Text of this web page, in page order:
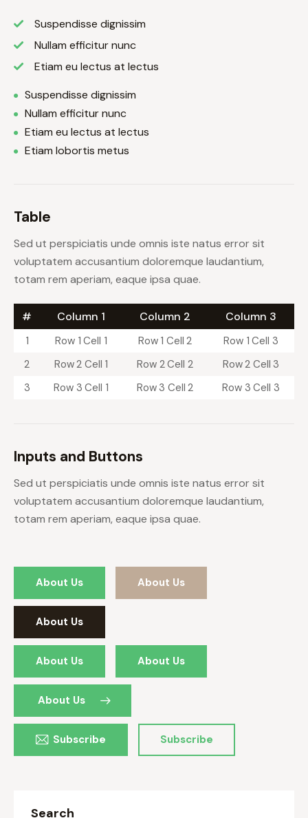
Suspendisse dignissim
Nullam efficitur nunc
Etiam eu lectus at lectus
Suspendisse dignissim
Nullam efficitur nunc
Etiam eu lectus at lectus
Etiam lobortis metus
Table
Sed ut perspiciatis unde omnis iste natus error sit
voluptatem accusantium doloremque laudantium,
totam rem aperiam, eaque ipsa quae.
# Column 1 Column 2 Column 3
1 Row 1 Cell 1 Row 1 Cell 2
Row 1 Cell 3
2
Row 2 Cell 1 Row 2 Cell 2
Row 2 Cell 3
3
Row 3 Cell 1 Row 3 Cell 2 Row 3 Cell 3
Inputs and Buttons
Sed ut perspiciatis unde omnis iste natus error sit
voluptatem accusantium doloremque laudantium,
totam rem aperiam, eaque ipsa quae.
About Us About Us
About Us
About Us About Us
About Us
Subscribe Subscribe
Search